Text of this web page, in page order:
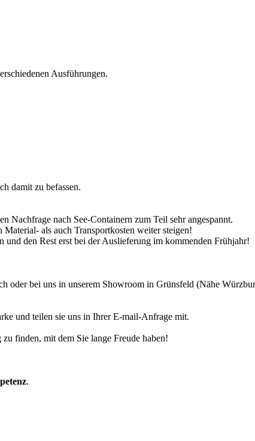
Ausführungen.
damit zu befassen.
Nachfrage nach See-Containern zum Teil sehr angespannt.
als auch Transportkosten weiter steigen!
und den Rest erst bei der Auslieferung im kommenden Frühjahr!
oder bei uns in unserem Showroom in Grünsfeld (Nähe
und teilen sie uns in Ihrer E-mail-Anfrage mit.
finden, mit dem Sie lange Freude haben!
.